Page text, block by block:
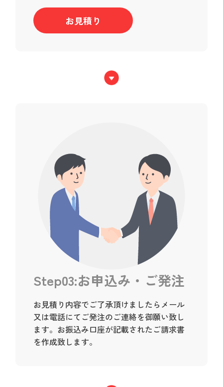
お見積り
Step03:お申込み・ご発注
お見積り内容でご了承頂けましたらメール
又は電話にてご発注のご連絡を御願い致し
ます。お振込み口座が記載されたご請求書
を作成致します。